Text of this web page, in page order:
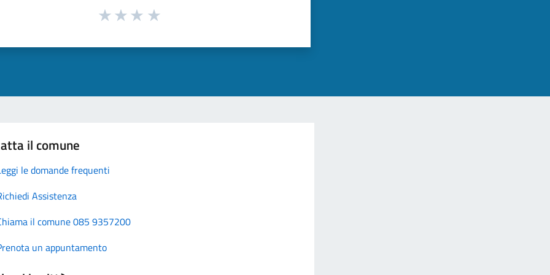
il comune
le domande frequenti
Assistenza
il comune 085 9357200
un appuntamento